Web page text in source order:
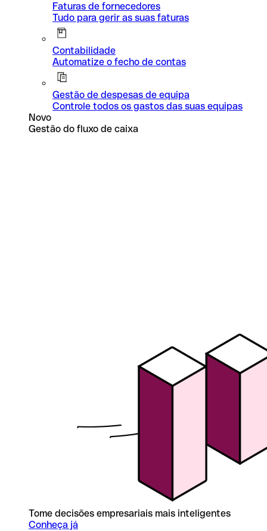
Faturas de fornecedores
Tudo para gerir as suas faturas
Contabilidade
Automatize o fecho de contas
Gestão de despesas de equipa
Controle todos os gastos das suas equipas
Novo
Gestão do fluxo de caixa
Tome decisões empresariais mais inteligentes
Conheça já